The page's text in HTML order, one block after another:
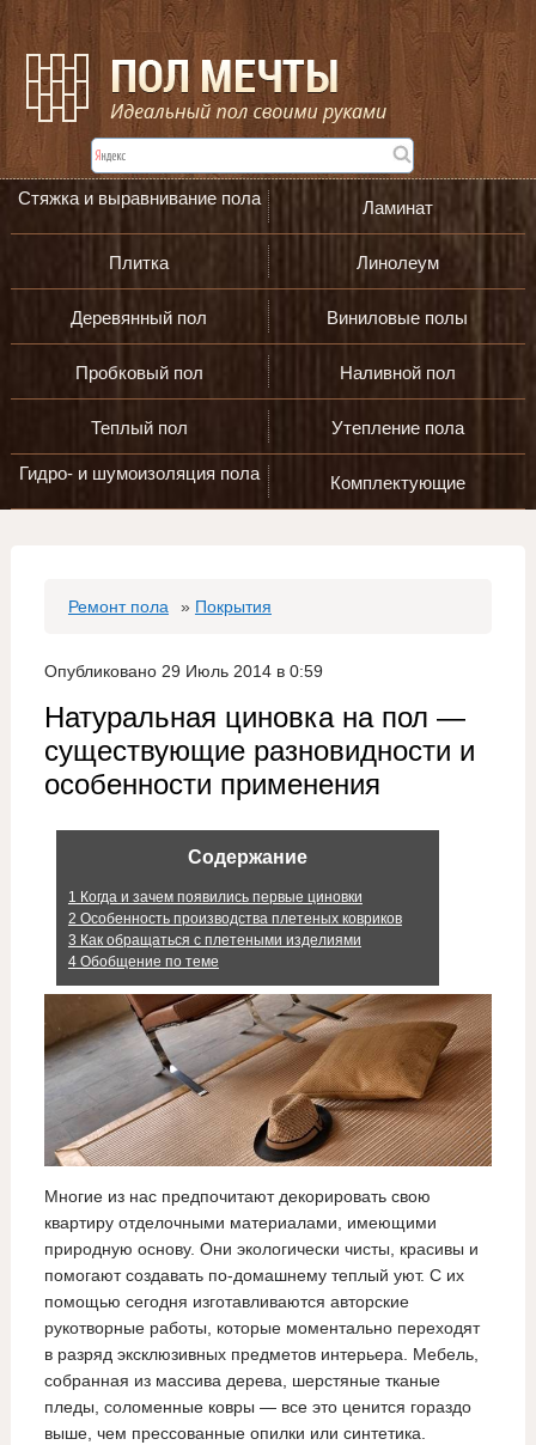
Стяжка и выравнивание пола Ламинат
Плитка Линолеум
Деревянный пол Виниловые полы
Пробковый пол Наливной пол
Теплый пол Утепление пола
Гидро- и шумоизоляция пола Комплектующие
Ремонт пола » Покрытия
Опубликовано 29 Июль 2014 в 0:59
Натуральная циновка на пол —
существующие разновидности и
особенности применения
Содержание
1 Когда и зачем появились первые циновки
2 Особенность производства плетеных ковриков
3 Как обращаться с плетеными изделиями
4Обобщение по теме
Многие из нас предпочитают декорировать свою
квартиру отделочными материалами, имеющими
природную основу. Они экологически чисты, красивы и
помогают создавать по-домашнему теплый уют. С их
помощью сегодня изготавливаются авторские
рукотворные работы, которые моментально переходят
в разряд эксклюзивных предметов интерьера. Мебель,
собранная из массива дерева, шерстяные тканые
пледы, соломенные ковры — все это ценится гораздо
выше, чем прессованные опилки или синтетика.